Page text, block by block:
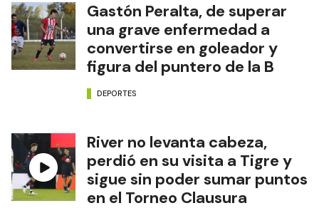
Gastón Peralta, de superar
una grave enfermedad a
convertirse en goleador y
figura del puntero de la B
DEPORTES
River no levanta cabeza,
perdió en su visita a Tigre y
sigue sin poder sumar puntos
en el Torneo Clausura